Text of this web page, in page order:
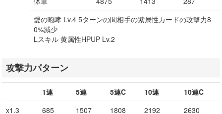
愛の咆哮 Lv.4 5ターンの間相手の紫属性カードの攻撃力8
0%減少
Lスキル 黄属性HPUP Lv.2
攻撃力パターン
1連 5連 5連C 10連
10連C
x1.3
685 1507 1808 2192 2630